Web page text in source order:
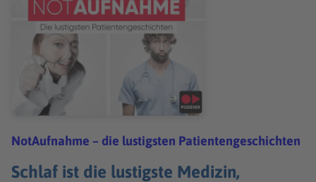
NotAufnahme – die lustigsten Patientengeschichten
Schlaf ist die lustigste Medizin,